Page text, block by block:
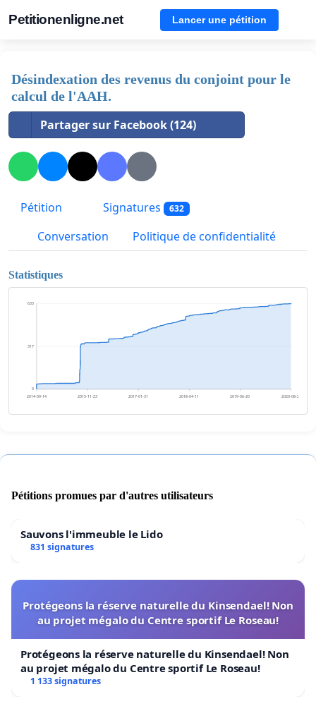
Petitionenligne.net Lancer une pétition
Désindexation des revenus du conjoint pour le
calcul de l'AAH.
Partager sur Facebook (124)
Pétition Signatures 632
Conversation Politique de confidentialité
Statistiques
0
317
633
2014-09-14 2015-11-23 2017-01-31 2018-04-11 2019-06-20 2020-08-28
Pétitions promues par d'autres utilisateurs
Sauvons l'immeuble le Lido
831 signatures
Protégeons la réserve naturelle du Kinsendael! Non
au projet mégalo du Centre sportif Le Roseau!
Protégeons la réserve naturelle du Kinsendael! Non
au projet mégalo du Centre sportif Le Roseau!
1 133 signatures